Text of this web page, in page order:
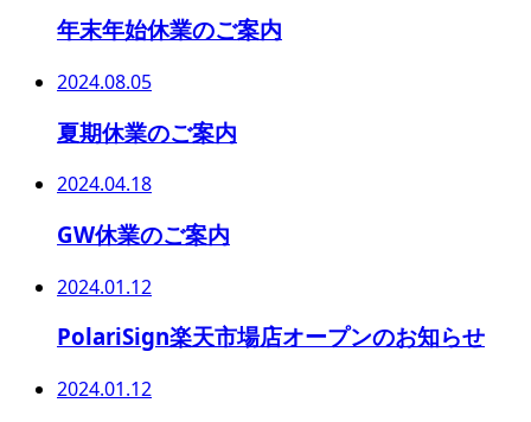
年末年始休業のご案内
2024.08.05
夏期休業のご案内
2024.04.18
GW休業のご案内
2024.01.12
PolariSign楽天市場店オープンのお知らせ
2024.01.12